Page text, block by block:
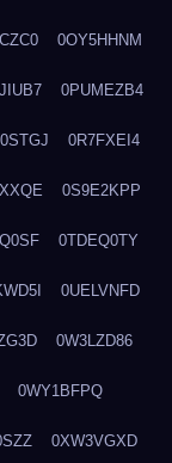
0OY5HHNM
0PUMEZB4
0R7FXEI4
0S9E2KPP
0TDEQ0TY
0UELVNFD
0W3LZD86
0WY1BFPQ
0XW3VGXD